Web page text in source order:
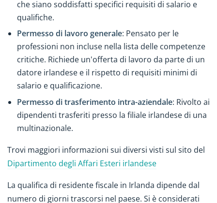
che siano soddisfatti specifici requisiti di salario e
qualifiche.
Permesso di lavoro generale: Pensato per le
professioni non incluse nella lista delle competenze
critiche. Richiede un'offerta di lavoro da parte di un
datore irlandese e il rispetto di requisiti minimi di
salario e qualificazione.
Permesso di trasferimento intra-aziendale: Rivolto ai
dipendenti trasferiti presso la filiale irlandese di una
multinazionale.
Trovi maggiori informazioni sui diversi visti sul sito del
Dipartimento degli Affari Esteri irlandese
La qualifica di residente fiscale in Irlanda dipende dal
numero di giorni trascorsi nel paese. Si è considerati